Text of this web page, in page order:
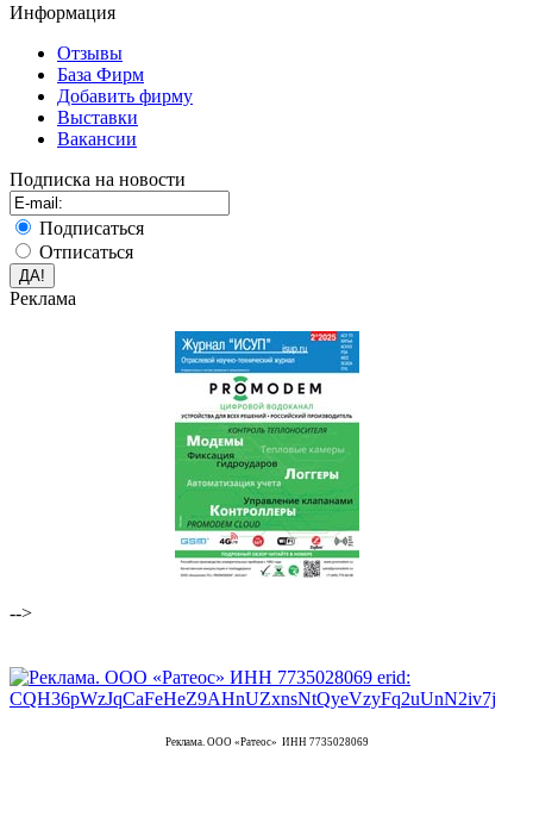
Информация
Отзывы
База Фирм
Добавить фирму
Выставки
Вакансии
Подписка на новости
Подписаться
Отписаться
Реклама
-->
Реклама. ООО «Ратеос» ИНН 7735028069